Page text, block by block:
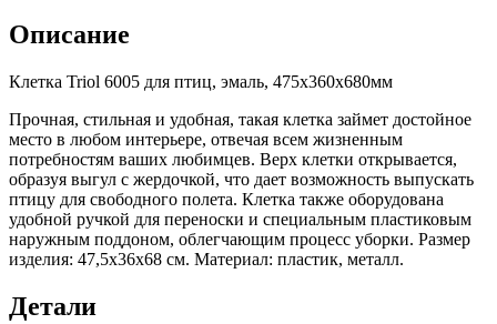
Описание
Клетка Triol 6005 для птиц, эмаль, 475х360х680мм
Прочная, стильная и удобная, такая клетка займет достойное
место в любом интерьере, отвечая всем жизненным
потребностям ваших любимцев. Верх клетки открывается,
образуя выгул с жердочкой, что дает возможность выпускать
птицу для свободного полета. Клетка также оборудована
удобной ручкой для переноски и специальным пластиковым
наружным поддоном, облегчающим процесс уборки. Размер
изделия: 47,5х36х68 см. Материал: пластик, металл.
Детали